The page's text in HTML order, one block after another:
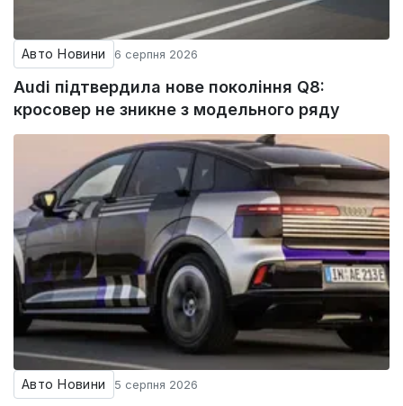
Авто Новини 6 серпня 2026
Audi підтвердила нове покоління Q8:
кросовер не зникне з модельного ряду
Авто Новини 5 серпня 2026